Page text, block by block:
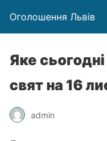
Оголошення Львів
Яке
свят на 16
admin